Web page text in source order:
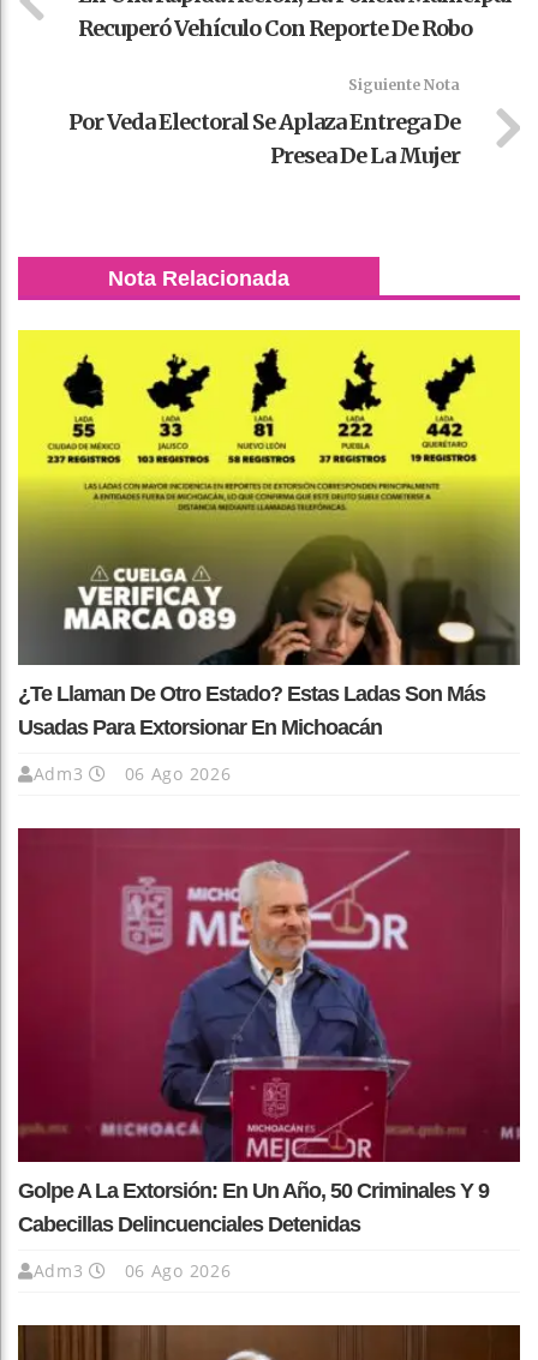
Recuperó Vehículo Con Reporte De Robo
Siguiente Nota
Por Veda Electoral Se Aplaza Entrega De
Presea De La Mujer
Nota Relacionada
¿Te Llaman De Otro Estado? Estas Ladas Son Más
Usadas Para Extorsionar En Michoacán
Adm3 06 Ago 2026
Golpe A La Extorsión: En Un Año, 50 Criminales Y 9
Cabecillas Delincuenciales Detenidas
Adm3 06 Ago 2026